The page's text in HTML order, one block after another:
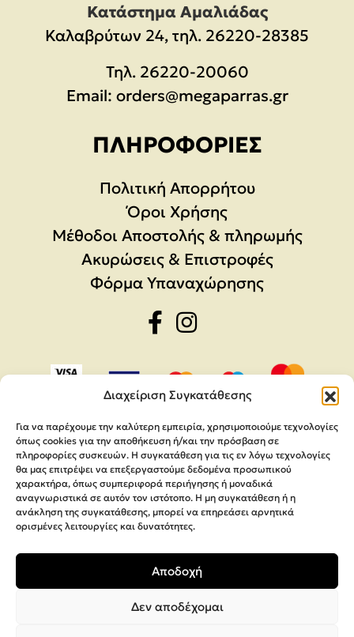
Διαχείριση Συγκατάθεσης
Για να παρέχουμε την καλύτερη εμπειρία, χρησιμοποιούμε τεχνολογίες
όπως cookies για την αποθήκευση ή/και την πρόσβαση σε
πληροφορίες συσκευών. Η συγκατάθεση για τις εν λόγω τεχνολογίες
θα μας επιτρέψει να επεξεργαστούμε δεδομένα προσωπικού
χαρακτήρα, όπως συμπεριφορά περιήγησης ή μοναδικά
αναγνωριστικά σε αυτόν τον ιστότοπο. Η μη συγκατάθεση ή η
ανάκληση της συγκατάθεσης, μπορεί να επηρεάσει αρνητικά
ορισμένες λειτουργίες και δυνατότητες.
Αποδοχή
Δεν αποδέχομαι
Κατάστημα Αμαλιάδας
Καλαβρύτων 24, τηλ. 26220-28385
Τηλ. 26220-20060
Email: orders@megaparras.gr
ΠΛΗΡΟΦΟΡΊΕΣ
Πολιτική Απορρήτου
Όροι Χρήσης
Μέθοδοι Αποστολής & πληρωμής
Ακυρώσεις & Επιστροφές
Φόρμα Υπαναχώρησης
Copyright 2026,
Κατασκευή Ιστοσελίδων Interactive Net Solutions